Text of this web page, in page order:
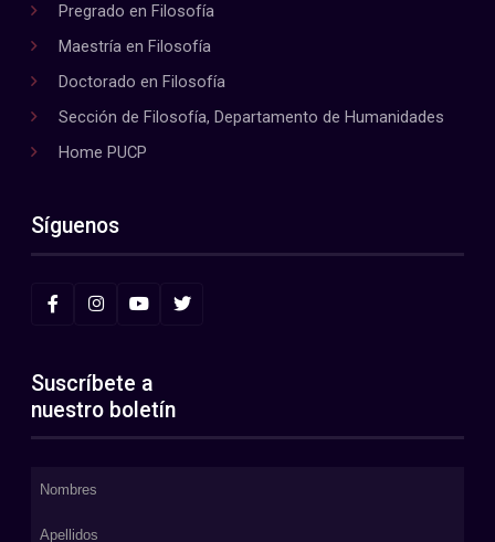
Pregrado en Filosofía
Maestría en Filosofía
Doctorado en Filosofía
Sección de Filosofía, Departamento de Humanidades
Home PUCP
Síguenos
Suscríbete a
nuestro boletín